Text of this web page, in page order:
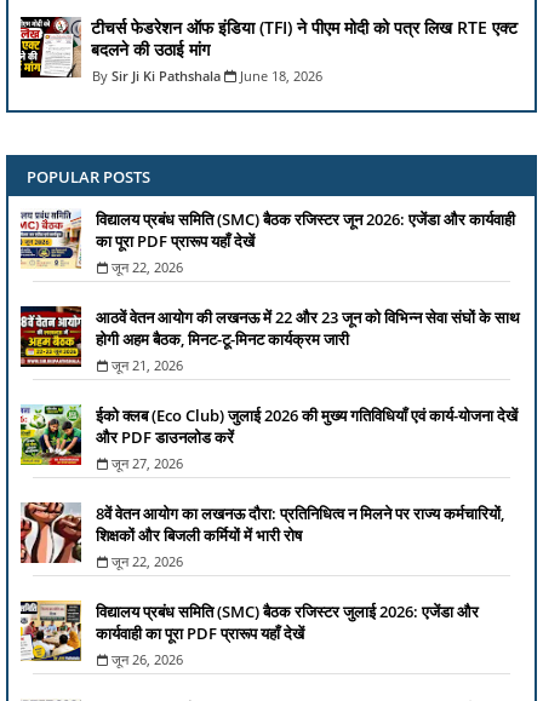
टीचर्स फेडरेशन ऑफ इंडिया (TFI) ने पीएम मोदी को पत्र लिख RTE एक्ट
बदलने की उठाई मांग
Sir Ji Ki Pathshala June 18, 2026
POPULAR POSTS
विद्यालय प्रबंध समिति (SMC) बैठक रजिस्टर जून 2026: एजेंडा और कार्यवाही
का पूरा PDF प्रारूप यहाँ देखें
जून 22, 2026
आठवें वेतन आयोग की लखनऊ में 22 और 23 जून को विभिन्न सेवा संघों के साथ
होगी अहम बैठक, मिनट-टू-मिनट कार्यक्रम जारी
जून 21, 2026
ईको क्लब (Eco Club) जुलाई 2026 की मुख्य गतिविधियाँ एवं कार्य-योजना देखें
और PDF डाउनलोड करें
जून 27, 2026
8वें वेतन आयोग का लखनऊ दौरा: प्रतिनिधित्व न मिलने पर राज्य कर्मचारियों,
शिक्षकों और बिजली कर्मियों में भारी रोष
जून 22, 2026
विद्यालय प्रबंध समिति (SMC) बैठक रजिस्टर जुलाई 2026: एजेंडा और
कार्यवाही का पूरा PDF प्रारूप यहाँ देखें
जून 26, 2026